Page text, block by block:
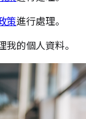
策進行處理。
我的個人資料。